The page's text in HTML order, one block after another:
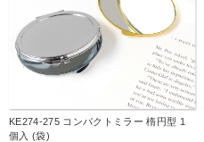
KE274-275 コンパクトミラー 楕円型 1
個入 (袋)